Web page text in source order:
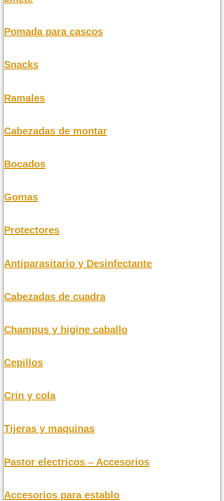
Pomada para cascos
Snacks
Ramales
Cabezadas de montar
Bocados
Gomas
Protectores
Antiparasitario y Desinfectante
Cabezadas de cuadra
Champus y higine caballo
Cepillos
Crin y cola
Tijeras y maquinas
Pastor electricos – Accesorios
Accesorios para establo